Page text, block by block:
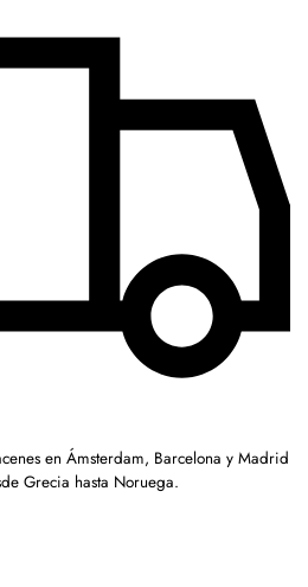
en Ámsterdam, Barcelona y Madrid
Grecia hasta Noruega.